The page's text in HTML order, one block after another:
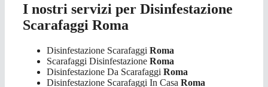
I nostri servizi per Disinfestazione
Scarafaggi Roma
Disinfestazione Scarafaggi Roma
Scarafaggi Disinfestazione Roma
Disinfestazione Da Scarafaggi Roma
Disinfestazione Scarafaggi In Casa Roma